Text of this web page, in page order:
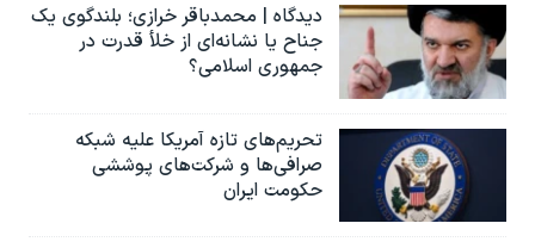
دیدگاه | محمدباقر خرازی؛ بلندگوی یک
جناح یا نشانه‌ای از خلأ قدرت در
جمهوری اسلامی؟
تحریم‌های تازه آمریکا علیه شبکه
صرافی‌ها و شرکت‌های پوششی
حکومت ایران